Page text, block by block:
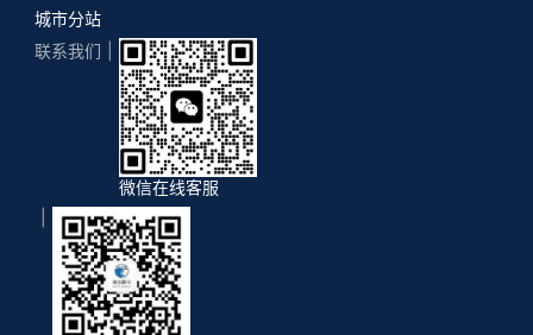
城市分站
联系我们
微信在线客服